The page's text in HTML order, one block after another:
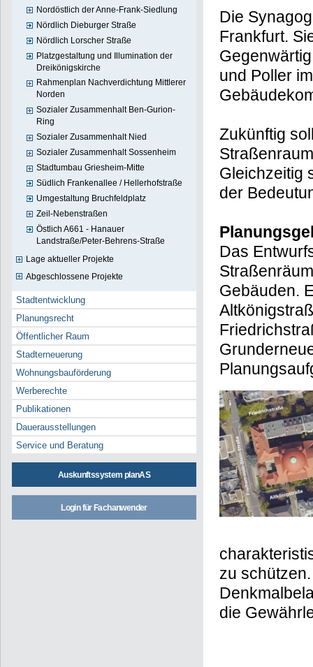
Nordöstlich der Anne-Frank-Siedlung
Nördlich Dieburger Straße
Nördlich Lorscher Straße
Platzgestaltung und Illumination der
Dreikönigskirche
Rahmenplan Nachverdichtung Mittlerer
Norden
Sozialer Zusammenhalt Ben-Gurion-
Ring
Sozialer Zusammenhalt Nied
Sozialer Zusammenhalt Sossenheim
Stadtumbau Griesheim-Mitte
Südlich Frankenallee / Hellerhofstraße
Umgestaltung Bruchfeldplatz
Zeil-Nebenstraßen
Östlich A661 - Hanauer
Landstraße/Peter-Behrens-Straße
Lage aktueller Projekte
Abgeschlossene Projekte
Stadtentwicklung
Planungsrecht
Öffentlicher Raum
Stadterneuerung
Wohnungsbauförderung
Werberechte
Publikationen
Dauerausstellungen
Service und Beratung
Auskunftssystem planAS
Login für Fachanwender
Die
Frankfurt.
und Poller
Zukünftig
Gleichzeitig
der
Das
Gebäuden.
zu
die